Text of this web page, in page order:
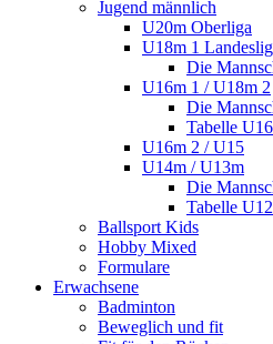
Jugend männlich
U20m Oberliga
U18m 1
Die
U16m 1 / U18m 2
Die
Tabelle
U16m 2 / U15
U14m / U13m
Die
Tabelle
Ballsport Kids
Hobby Mixed
Formulare
Erwachsene
Badminton
Beweglich und fit